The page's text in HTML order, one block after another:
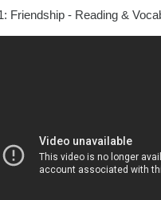
Friendship - Reading &